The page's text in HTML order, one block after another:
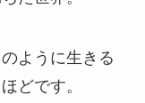
のように生きる
どです。